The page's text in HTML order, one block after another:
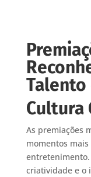
Talento
Cultura
As premiações
momentos
entretenimento.
criatividade e o